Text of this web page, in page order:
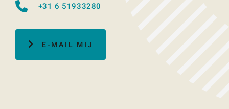
+31 6 51933280
E-MAIL MIJ